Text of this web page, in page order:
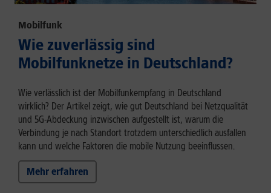
Mobilfunk
Wie zuverlässig sind
Mobilfunknetze in Deutschland?
Wie verlässlich ist der Mobilfunkempfang in Deutschland
wirklich? Der Artikel zeigt, wie gut Deutschland bei Netzqualität
und 5G-Abdeckung inzwischen aufgestellt ist, warum die
Verbindung je nach Standort trotzdem unterschiedlich ausfallen
kann und welche Faktoren die mobile Nutzung beeinflussen.
Mehr erfahren